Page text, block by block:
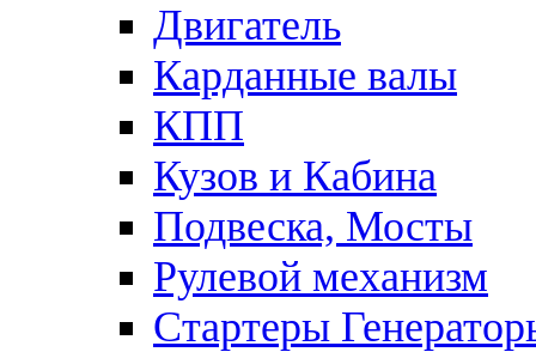
Двигатель
Карданные валы
КПП
Кузов и Кабина
Подвеска, Мосты
Рулевой механизм
Стартеры